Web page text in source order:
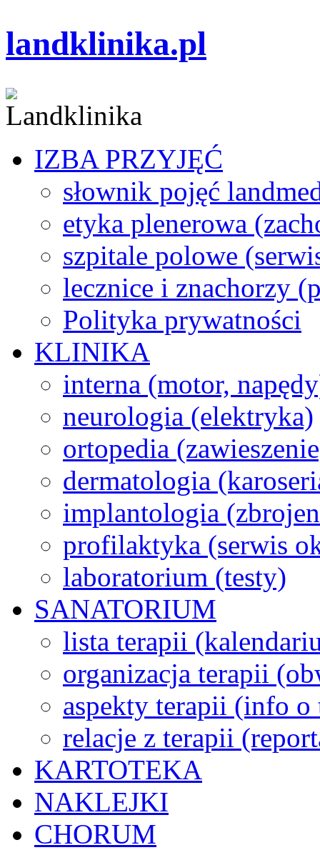
landklinika.pl
IZBA PRZYJĘĆ
słownik pojęć
etyka plenerowa
szpitale polowe
lecznice i znachorzy
Polityka prywatności
KLINIKA
interna (motor,
neurologia (elektryka)
ortopedia
dermatologia
implantologia
profilaktyka (serwis
laboratorium (testy)
SANATORIUM
lista terapii
organizacja terapii
aspekty terapii (info o
relacje z terapii
KARTOTEKA
NAKLEJKI
CHORUM